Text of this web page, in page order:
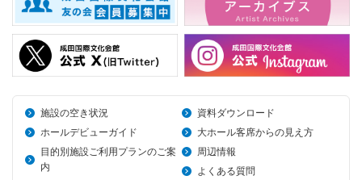
施設の空き状況
資料ダウンロード
ホールデビューガイド
大ホール客席からの見え方
目的別施設ご利用プランのご案
内
周辺情報
よくある質問